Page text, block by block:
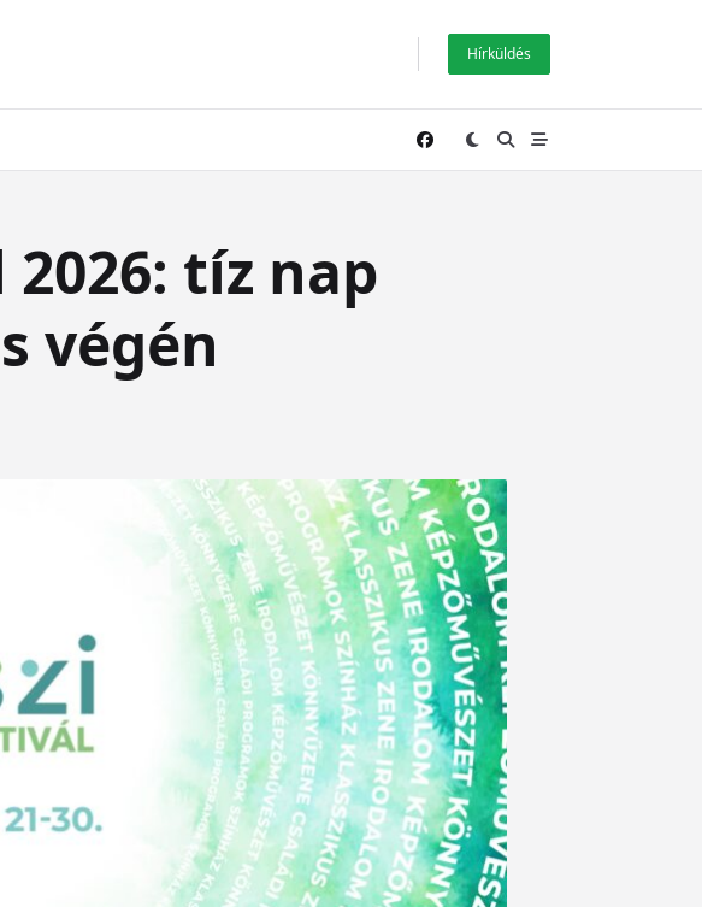
Hírküldés
2026: tíz nap
végén